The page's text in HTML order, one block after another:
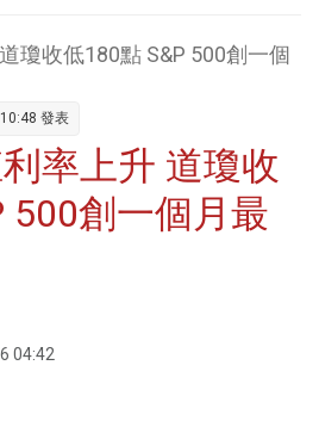
國駭客
晶片」
機構表
示認同
瓊收低180點 S&P 500創一個
發表
率上升 道瓊收
500創一個月最
04:42